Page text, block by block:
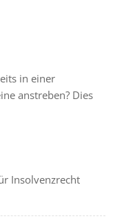
in einer
anstreben? Dies
Insolvenzrecht